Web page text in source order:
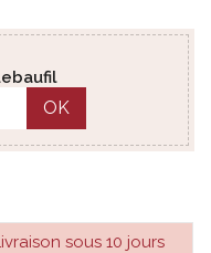
OK
sous 10 jours